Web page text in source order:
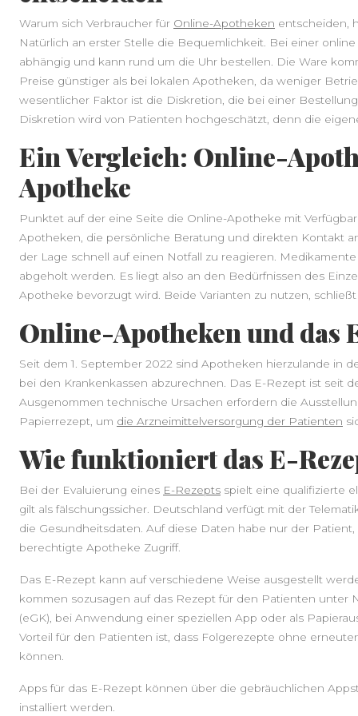
Warum sich Verbraucher für Online-Apotheken entscheiden,
Natürlich an erster Stelle die Bequemlichkeit. Bei einer
abhängig und kann rund um die Uhr bestellen. Die Ware
Preise günstiger als bei lokalen Apotheken, da weniger
wesentlicher Faktor ist die Diskretion, die bei einer
Diskretion wird von Patienten hochgeschätzt, denn die
Ein Vergleich: Online-
Apotheke
Punktet auf der eine Seite die Online-Apotheke mit
Apotheken, die persönliche Beratung und direkten Kontakt
der Lage schnell auf einen Notfall zu reagieren.
abgeholt werden. Es liegt also an den Bedürfnissen des
Apotheke bevorzugt wird. Beide Varianten zu nutzen, schließt
Online-Apotheken und das
Seit dem 1. September 2022 sind Apotheken hierzulande in
bei den Krankenkassen abzurechnen. Das E-Rezept ist seit
Ausgenommen technische Ursachen erfordern die
Papierrezept, um die Arzneimittelversorgung der Patienten
Wie funktioniert das E-
Bei der Evaluierung eines E-Rezepts spielt eine qualifizierte
gilt als fälschungssicher. Deutschland verfügt mit der
die Gesundheitsdaten. Auf diese Daten habe nur der
berechtigte Apotheke Zugriff.
Das E-Rezept kann auf verschiedene Weise ausgestellt
kommen sozusagen auf das Rezept für den Patienten unter
(eGK), bei Anwendung einer speziellen App oder als
Vorteil für den Patienten ist, dass Folgerezepte ohne
können.
Apps für das E-Rezept können über die gebräuchlichen
installiert werden.